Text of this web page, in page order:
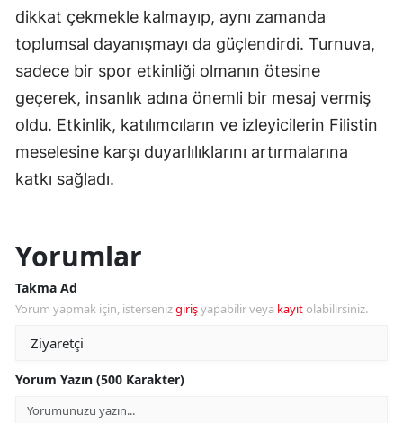
dikkat çekmekle kalmayıp, aynı zamanda
toplumsal dayanışmayı da güçlendirdi. Turnuva,
sadece bir spor etkinliği olmanın ötesine
geçerek, insanlık adına önemli bir mesaj vermiş
oldu. Etkinlik, katılımcıların ve izleyicilerin Filistin
meselesine karşı duyarlılıklarını artırmalarına
katkı sağladı.
Yorumlar
Takma Ad
Yorum yapmak için, istersenizgirişyapabilir veya kayıt olabilirsiniz.
Yorum Yazın (500 Karakter)